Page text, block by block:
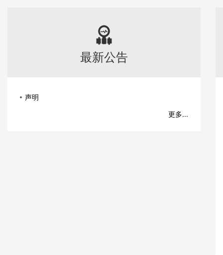
最新公告
声明
更多...